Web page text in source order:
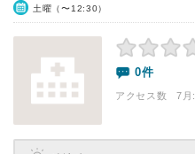
土曜（〜12:30）
0件
アクセス数 7月: